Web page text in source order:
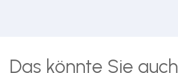
Das könnte Sie auch